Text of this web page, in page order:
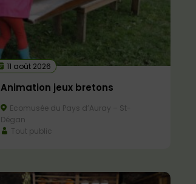
11 août 2026
Animation jeux bretons
Ecomusée du Pays d’Auray – St-
Dégan
Tout public